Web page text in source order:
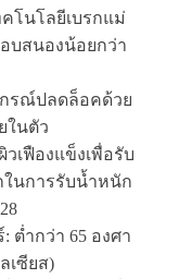
โนโลยีเบรกแม่
บสนองน้อยกว่า
รณ์ปลดล็อคด้วย
ในตัว
เฟืองแข็งเพื่อรับ
นการรับน้ำหนัก
ต่ำกว่า 65 องศา
เซียส)